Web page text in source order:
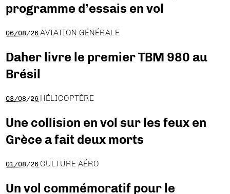
programme d’essais en vol
06/08/26 AVIATION GÉNÉRALE
Daher livre le premier TBM 980 au
Brésil
03/08/26 HÉLICOPTÈRE
Une collision en vol sur les feux en
Grèce a fait deux morts
01/08/26 CULTURE AÉRO
Un vol commémoratif pour le